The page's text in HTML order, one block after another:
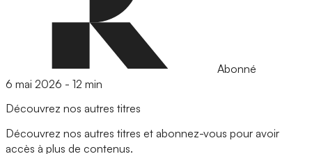
Abonné
6 mai 2026 - 12 min
Découvrez nos autres titres
Découvrez nos autres titres et abonnez-vous pour avoir
accès à plus de contenus.